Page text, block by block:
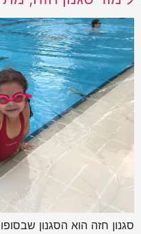
סגנון חזה הוא הסגנון